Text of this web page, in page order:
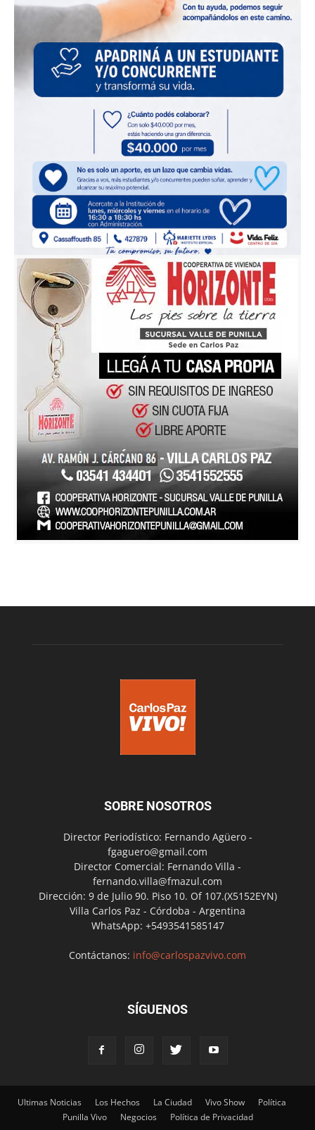
SOBRE NOSOTROS
Director Periodístico: Fernando Agüero -
fgaguero@gmail.com
Director Comercial: Fernando Villa -
fernando.villa@fmazul.com
Dirección: 9 de Julio 90. Piso 10. Of 107.(X5152EYN)
Villa Carlos Paz - Córdoba - Argentina
WhatsApp: +5493541585147
Contáctanos: info@carlospazvivo.com
SÍGUENOS
Ultimas Noticias Los Hechos La Ciudad Vivo Show
Política
Punilla Vivo
Negocios Política de Privacidad